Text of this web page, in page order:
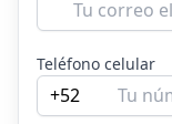
Teléfono celular
+52